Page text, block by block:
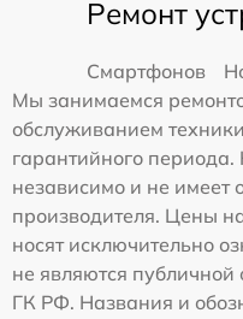
Ремонт
Смартфонов
Мы занимаемся
обслуживанием
гарантийного
независимо и не имеет
производителя. Цены
носят исключительно
не являются публичной
ГК РФ. Названия и